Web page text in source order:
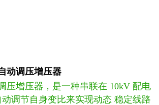
动调压增压器
压增压器，是一种串联在 10kV 配电
调节自身变比来实现动态 稳定线路